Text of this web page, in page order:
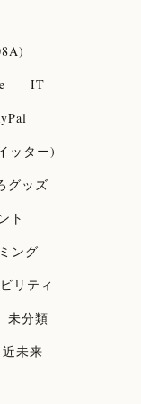
IT
ッター)
グッズ
ト
ング
リティ
未分類
近未来